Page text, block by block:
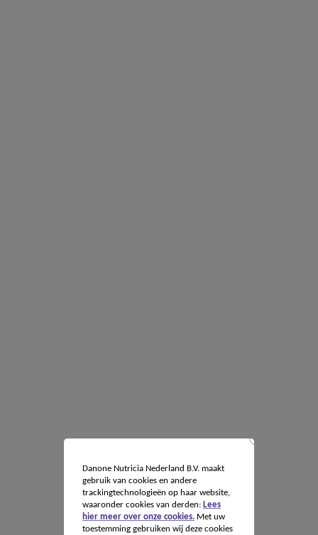
Danone Nutricia Nederland B.V. maakt
gebruik van cookies en andere
trackingtechnologieën op haar website,
waaronder cookies van derden: Lees
hier meer over onze cookies.Met uw
toestemming gebruiken wij deze cookies